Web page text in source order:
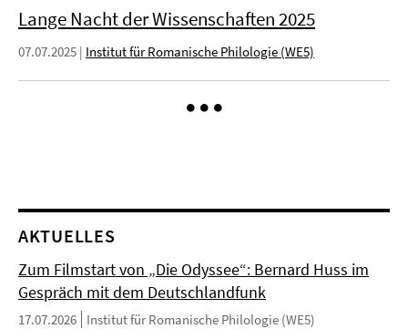
Lange Nacht der Wissenschaften 2025
07.07.2025 | Institut für Romanische Philologie (WE5)
AKTUELLES
Zum Filmstart von „Die Odyssee“: Bernard Huss im
Gespräch mit dem Deutschlandfunk
17.07.2026 Institut für Romanische Philologie (WE5)